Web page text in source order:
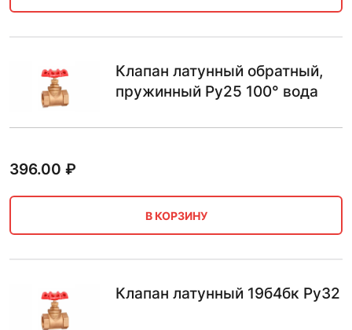
Клапан латунный обратный,
пружинный Ру25 100° вода
396.00 ₽
В КОРЗИНУ
Клапан латунный 19б4бк Ру32